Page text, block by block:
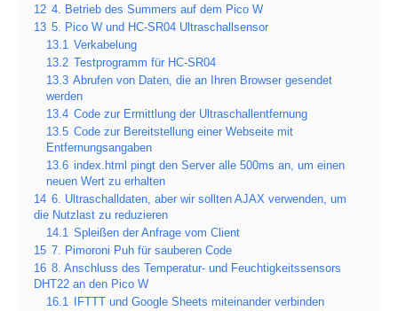
12 4. Betrieb des Summers auf dem Pico W
13 5. Pico W und HC-SR04 Ultraschallsensor
13.1 Verkabelung
13.2
Testprogramm für HC-SR04
13.3 Abrufen von Daten, die an Ihren Browser gesendet
werden
13.4 Code zur Ermittlung der Ultraschallentfernung
13.5 Code zur Bereitstellung einer Webseite mit
Entfernungsangaben
13.6 index.html pingt den Server alle 500ms an, um einen
neuen Wert zu erhalten
14 6. Ultraschalldaten, aber wir sollten AJAX verwenden, um
die Nutzlast zu reduzieren
14.1 Spleißen der Anfrage vom Client
15 7. Pimoroni Puh für sauberen Code
16 8. Anschluss des Temperatur- und Feuchtigkeitssensors
DHT22 an den Pico W
16.1
IFTTT und Google Sheets miteinander verbinden